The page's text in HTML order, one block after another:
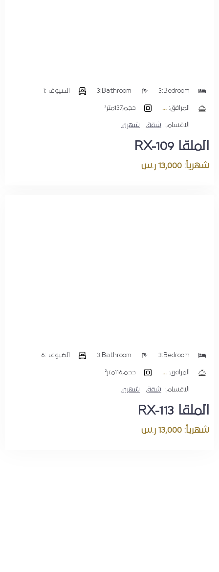
الملقا RX-109
شهرياً: 13,000 ر.س
Bedroom:
3
Bathroom:
3 الضيوف : 1
المرافق: حجم137متر²
الاقسام: شقة, شهري
الملقا RX-113
شهرياً: 13,000 ر.س
Bedroom:
3
Bathroom:
3 الضيوف :6
المرافق: حجم116متر²
الاقسام: شقة, شهري